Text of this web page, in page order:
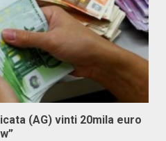
(AG) vinti 20mila euro